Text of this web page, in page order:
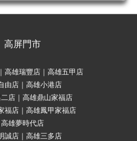
高屏門市
高雄瑞豐店｜高雄五甲店
由店｜高雄小港店
店｜高雄鼎山家福店
福店｜高雄鳳甲家福店
高雄夢時代店
誠店｜高雄三多店